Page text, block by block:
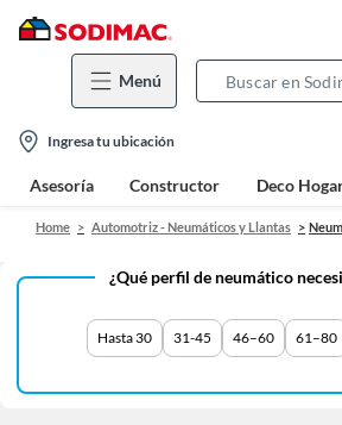
Menú
location-
icon
Ingresa tu ubicación
Asesoría Constructor Deco
Home Automotriz - Neumáticos y Llantas
¿Qué perfil de neumático
Hasta 30 31-45 46–60 61–80